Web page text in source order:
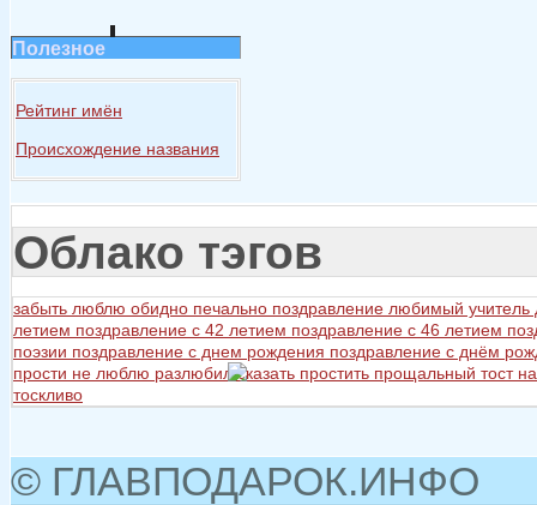
Полезное
Рейтинг имён
Происхождение названия
Облако тэгов
забыть люблю обидно печально поздравление любимый учитель
летием поздравление с 42 летием поздравление с 46 летием
поэзии поздравление с днем рождения поздравление с днём
прости не люблю разлюбил сказать простить прощальный тост
тоскливо
© ГЛАВПОДАРОК.ИНФО